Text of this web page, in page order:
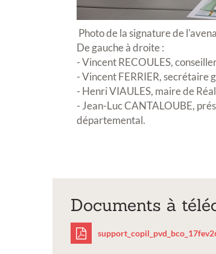
Photo de la signature de
De gauche à droite :
- Vincent RECOULES,
- Vincent FERRIER, secrétaire
- Henri VIAULES, maire de
- Jean-Luc CANTALOUBE,
départemental.
Documents à